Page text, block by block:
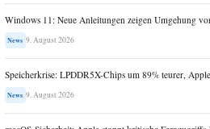
Windows 11: Neue Anleitungen zeigen Umgehung
News 9. August 2026
Speicherkrise: LPDDR5X-Chips um 89% teurer,
News 9. August 2026